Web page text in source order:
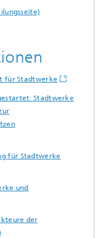
für Stadtwerke
Stadtwerke
für Stadtwerke
und
der